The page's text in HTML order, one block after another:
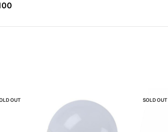
OUT SOLD OUT